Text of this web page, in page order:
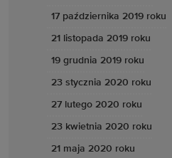
17 października 2019 roku
21 listopada 2019 roku
19 grudnia 2019 roku
23 stycznia 2020 roku
27 lutego 2020 roku
23 kwietnia 2020 roku
21 maja 2020 roku